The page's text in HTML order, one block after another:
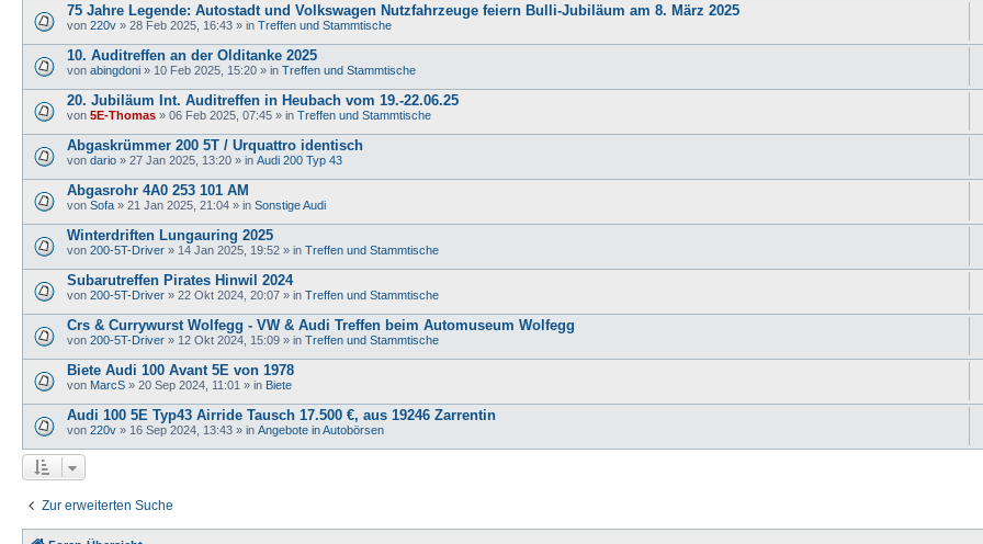
75 Jahre Legende: Autostadt und Volkswagen Nutzfahrzeuge feiern Bulli-Jubiläum am 8. März 2025
von 220v » 28 Feb 2025, 16:43 » in Treffen und Stammtische
10. Auditreffen an der Olditanke 2025
von abingdoni » 10 Feb 2025, 15:20 » in Treffen und Stammtische
20. Jubiläum Int. Auditreffen in Heubach vom 19.-22.06.25
von 5E-Thomas » 06 Feb 2025, 07:45 » in Treffen und Stammtische
Abgaskrümmer 200 5T / Urquattro identisch
von dario » 27 Jan 2025, 13:20 » in Audi 200 Typ 43
Abgasrohr 4A0 253 101 AM
von Sofa » 21 Jan 2025, 21:04 » in Sonstige Audi
Winterdriften Lungauring 2025
von 200-5T-Driver » 14 Jan 2025, 19:52 » in Treffen und Stammtische
Subarutreffen Pirates Hinwil 2024
von 200-5T-Driver » 22 Okt 2024, 20:07 » in Treffen und Stammtische
Crs & Currywurst Wolfegg - VW & Audi Treffen beim Automuseum Wolfegg
von 200-5T-Driver » 12 Okt 2024, 15:09 » in Treffen und Stammtische
Biete Audi 100 Avant 5E von 1978
von MarcS » 20 Sep 2024, 11:01 » in Biete
Audi 100 5E Typ43 Airride Tausch 17.500 €, aus 19246 Zarrentin
von 220v » 16 Sep 2024, 13:43 » in Angebote in Autobörsen
Zur erweiterten Suche